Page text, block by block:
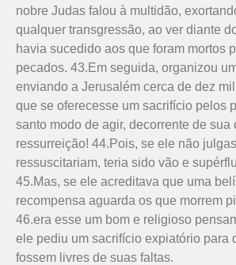
nobre Judas falou à multidão,
qualquer transgressão, ao ver diante
havia sucedido aos que foram mortos
pecados. 43.Em seguida, organizou
enviando a Jerusalém cerca de dez
que se oferecesse um sacrifício pelos
santo modo de agir, decorrente de sua
ressurreição! 44.Pois, se ele não
ressuscitariam, teria sido vão e
45.Mas, se ele acreditava que uma
recompensa aguarda os que morrem
46.era esse um bom e religioso
ele pediu um sacrifício expiatório para
fossem livres de suas faltas.